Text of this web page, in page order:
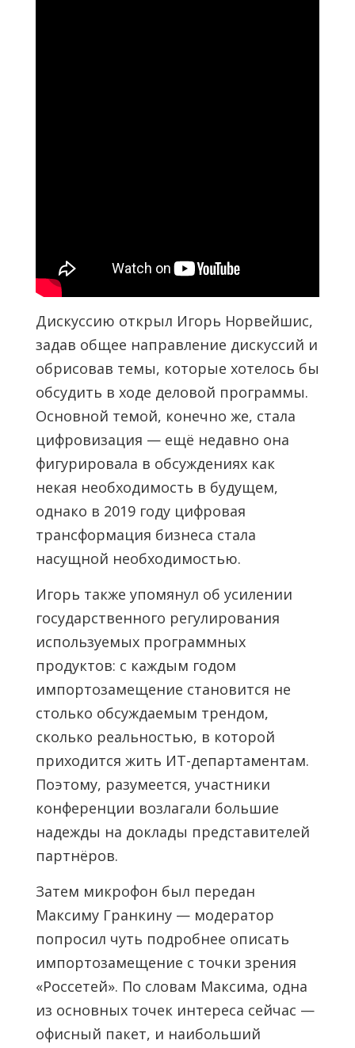
Дискуссию открыл Игорь Норвейшис,
задав общее направление дискуссий и
обрисовав темы, которые хотелось бы
обсудить в ходе деловой программы.
Основной темой, конечно же, стала
цифровизация — ещё недавно она
фигурировала в обсуждениях как
некая необходимость в будущем,
однако в 2019 году цифровая
трансформация бизнеса стала
насущной необходимостью.
Игорь также упомянул об усилении
государственного регулирования
используемых программных
продуктов: с каждым годом
импортозамещение становится не
столько обсуждаемым трендом,
сколько реальностью, в которой
приходится жить ИТ-департаментам.
Поэтому, разумеется, участники
конференции возлагали большие
надежды на доклады представителей
партнёров.
Затем микрофон был передан
Максиму Гранкину — модератор
попросил чуть подробнее описать
импортозамещение с точки зрения
«Россетей». По словам Максима, одна
из основных точек интереса сейчас —
офисный пакет, и наибольший